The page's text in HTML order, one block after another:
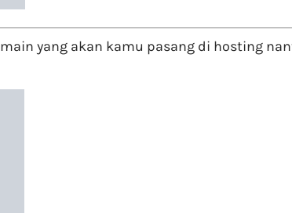
yang akan kamu pasang di hosting